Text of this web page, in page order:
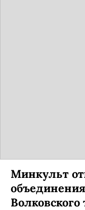
Минкульт
Волковского